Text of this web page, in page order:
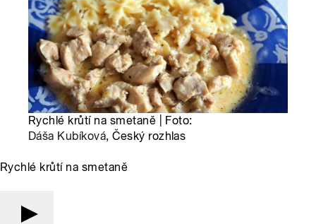
Rychlé krůtí na smetaně | Foto:
Dáša Kubíková, Český rozhlas
Rychlé krůtí na smetaně